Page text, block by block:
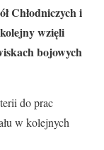
Chłodniczych i
wzięli
bojowych
do prac
w kolejnych